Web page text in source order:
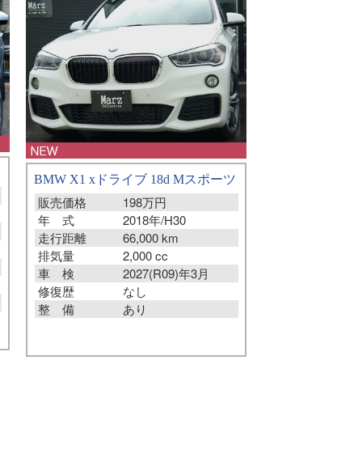
BMW X1 xドライブ 18d Mスポーツ
販売価格
198万円
年 式
2018年/H30
走行距離
66,000 km
排気量
2,000 cc
車 検
2027(R09)年3月
修復歴
なし
整 備
あり